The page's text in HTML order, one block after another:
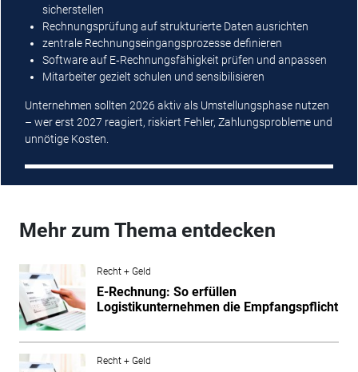
sicherstellen
Rechnungsprüfung auf strukturierte Daten ausrichten
zentrale Rechnungseingangsprozesse definieren
Software auf E‑Rechnungsfähigkeit prüfen und anpassen
Mitarbeiter gezielt schulen und sensibilisieren
Unternehmen sollten 2026 aktiv als Umstellungsphase nutzen
– wer erst 2027 reagiert, riskiert Fehler, Zahlungsprobleme und
unnötige Kosten.
Mehr zum Thema entdecken
Recht + Geld
E-Rechnung: So erfüllen
Logistikunternehmen die Empfangspflicht
Recht + Geld